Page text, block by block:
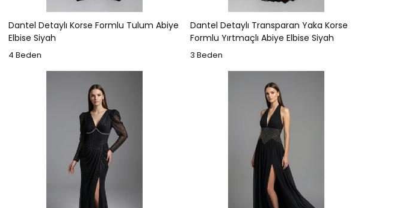
Dantel Detaylı Korse Formlu Tulum Abiye
Elbise Siyah
4 Beden
Dantel Detaylı Transparan Yaka Korse
Formlu Yırtmaçlı Abiye Elbise Siyah
3 Beden